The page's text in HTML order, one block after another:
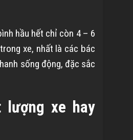
hầu hết chỉ còn 4 – 6
xe, nhất là các bác
sống động, đặc sắc
lượng xe hay